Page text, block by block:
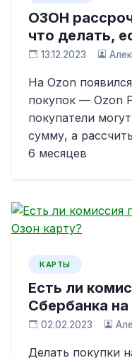
ОЗОН
что делать,
13.12.2023
На Ozon
покупок — Ozon
покупатели
сумму, а
6 месяцев
КАРТЫ
Есть ли
Сбербанка
02.02.2023
Делать покупки